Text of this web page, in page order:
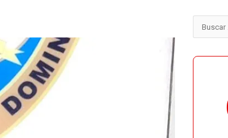
Buscar: